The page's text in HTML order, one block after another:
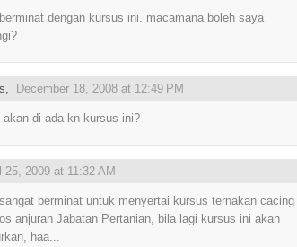
dengan kursus ini. macamana boleh saya
December 18, 2008 at 12:49 PM
akan di ada kn kursus ini?
25, 2009 at 11:32 AM
berminat untuk menyertai kursus ternakan cacing
anjuran Jabatan Pertanian, bila lagi kursus ini akan
haa...